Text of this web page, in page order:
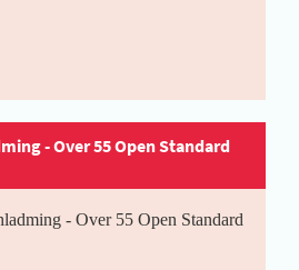
- Over 55 Open Standard